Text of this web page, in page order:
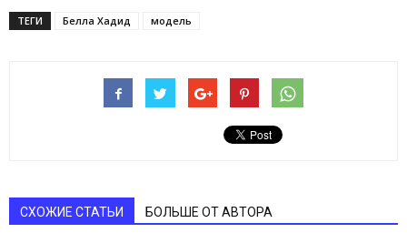
ТЕГИ Белла Хадид модель
СХОЖИЕ СТАТЬИ БОЛЬШЕ ОТ АВТОРА